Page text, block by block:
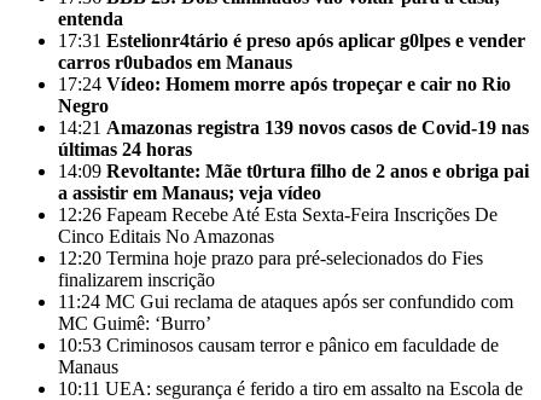
entenda
17:31 Estelionr4tário é preso após aplicar g0lpes e vender
carros r0ubados em Manaus
17:24 Vídeo: Homem morre após tropeçar e cair no Rio
Negro
14:21 Amazonas registra 139 novos casos de Covid-19 nas
últimas 24 horas
14:09 Revoltante: Mãe t0rtura filho de 2 anos e obriga pai
a assistir em Manaus; veja vídeo
12:26 Fapeam Recebe Até Esta Sexta-Feira Inscrições De
Cinco Editais No Amazonas
12:20 Termina hoje prazo para pré-selecionados do Fies
finalizarem inscrição
11:24 MC Gui reclama de ataques após ser confundido com
MC Guimê: ‘Burro’
10:53 Criminosos causam terror e pânico em faculdade de
Manaus
10:11 UEA: segurança é ferido a tiro em assalto na Escola de